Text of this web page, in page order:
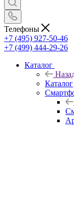
Телефоны
+7 (495) 927-50-46
+7 (499) 444-29-26
Каталог
Каталог